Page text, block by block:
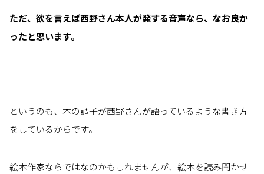
ただ、欲を言えば西野さん本人が発する音声なら、なお良か
ったと思います。
というのも、本の調子が西野さんが語っているような書き方
をしているからです。
絵本作家ならではなのかもしれませんが、絵本を読み聞かせ